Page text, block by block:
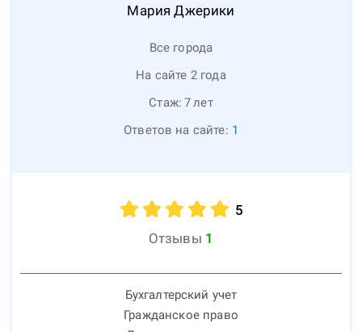
Мария Джерики
Все города
На сайте 2 года
Стаж: 7лет
Ответов на сайте: 1
5
Отзывы 1
Бухгалтерский учет
Гражданское право